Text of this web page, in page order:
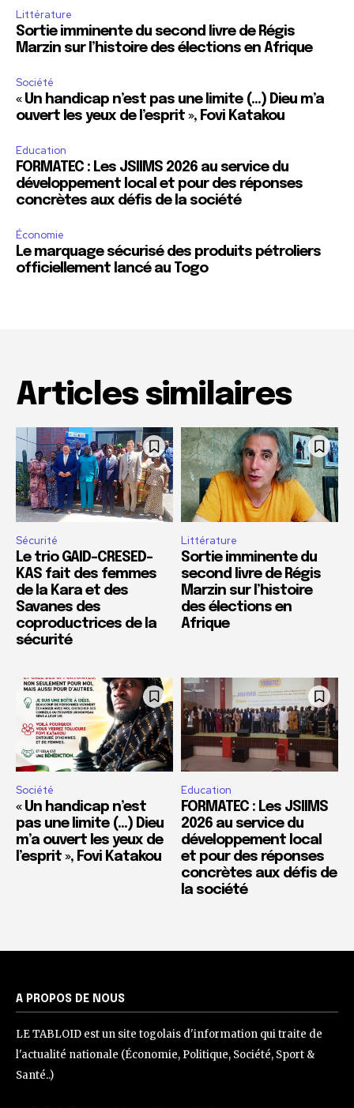
Littérature
Sortie imminente du second livre de Régis
Marzin sur l’histoire des élections en Afrique
Société
« Un handicap n’est pas une limite (…) Dieu m’a
ouvert les yeux de l’esprit », Fovi Katakou
Education
FORMATEC : Les JSIIMS 2026 au service du
développement local et pour des réponses
concrètes aux défis de la société
Économie
Le marquage sécurisé des produits pétroliers
officiellement lancé au Togo
Articles similaires
Sécurité
Le trio GAID-CRESED-
KAS fait des femmes
de la Kara et des
Savanes des
coproductrices de la
sécurité
Littérature
Sortie imminente du
second livre de Régis
Marzin sur l’histoire
des élections en
Afrique
Société
« Un handicap n’est
pas une limite (…) Dieu
m’a ouvert les yeux de
l’esprit », Fovi Katakou
Education
FORMATEC : Les JSIIMS
2026 au service du
développement local
et pour des réponses
concrètes aux défis de
la société
A PROPOS DE NOUS
LE TABLOID est un site togolais d'information qui traite de
l'actualité nationale (Économie, Politique, Société, Sport &
Santé..)